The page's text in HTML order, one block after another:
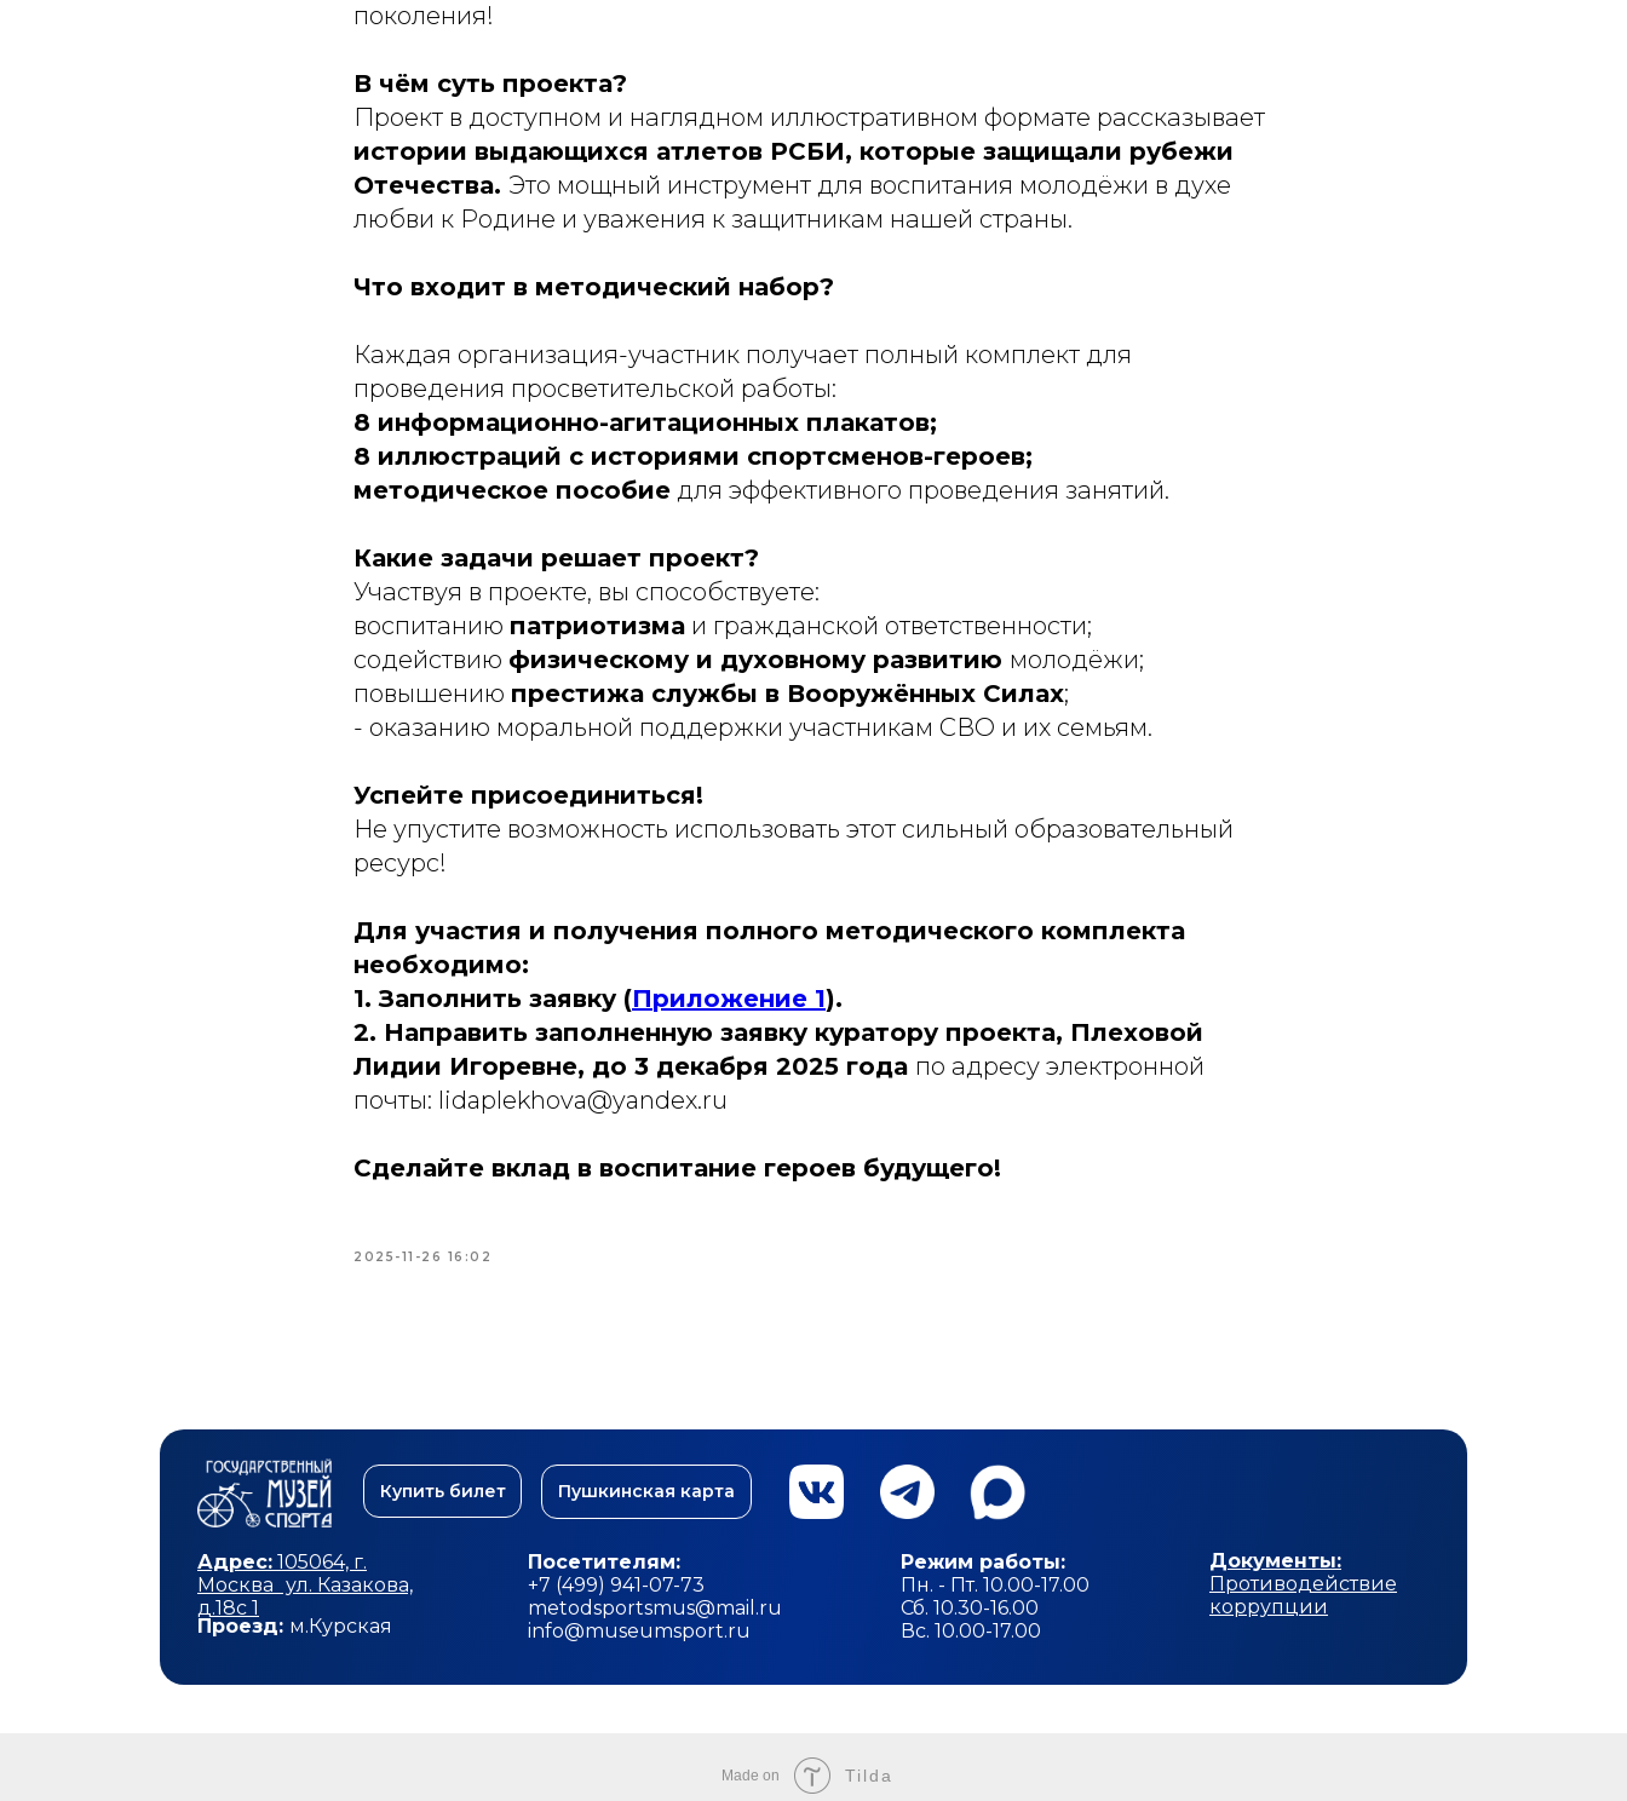
поколения!
В чём суть проекта?
Проект в доступном и наглядном иллюстративном формате рассказывает
истории выдающихся атлетов РСБИ, которые защищали рубежи
Отечества. Это мощный инструмент для воспитания молодёжи в духе
любви к Родине и уважения к защитникам нашей страны.
Что входит в методический набор?
Каждая организация-участник получает полный комплект для
проведения просветительской работы:
8 информационно-агитационных плакатов;
8 иллюстраций с историями спортсменов-героев;
методическое пособие для эффективного проведения занятий.
Какие задачи решает проект?
Участвуя в проекте, вы способствуете:
воспитанию патриотизма и гражданской ответственности;
содействию физическому и духовному развитию молодёжи;
повышению престижа службы в Вооружённых Силах;
- оказанию моральной поддержки участникам СВО и их семьям.
Успейте присоединиться!
Не упустите возможность использовать этот сильный образовательный
ресурс!
Для участия и получения полного методического комплекта
необходимо:
1. Заполнить заявку (Приложение 1).
2. Направить заполненную заявку куратору проекта, Плеховой
Лидии Игоревне, до 3 декабря 2025 года по адресу электронной
почты: lidaplekhova@yandex.ru
Сделайте вклад в воспитание героев будущего!
2025-11-26 16:02
Проезд: м.Курская
Режим работы:
Пн. - Пт. 10.00-17.00
Сб. 10.30-16.00
Вс. 10.00-17.00
Документы:
Противодействие
коррупции
Посетителям:
+7 (499) 941-07-73
metodsportsmus@mail.ru
info@museumsport.ru
Адрес: 105064, г.
Москва ул. Казакова,
д.18с 1
Купить билет Пушкинская карта
Made on Tilda